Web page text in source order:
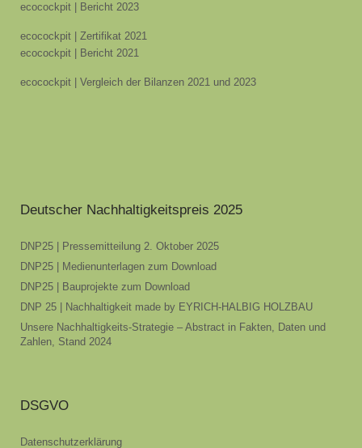
ecocockpit | Bericht 2023
ecocockpit | Zertifikat 2021
ecocockpit | Bericht 2021
ecocockpit | Vergleich der Bilanzen 2021 und 2023
Deutscher Nachhaltigkeitspreis 2025
DNP25 | Pressemitteilung 2. Oktober 2025
DNP25 | Medienunterlagen zum Download
DNP25 | Bauprojekte zum Download
DNP 25 | Nachhaltigkeit made by EYRICH-HALBIG HOLZBAU
Unsere Nachhaltigkeits-Strategie – Abstract in Fakten, Daten und
Zahlen, Stand 2024
DSGVO
Datenschutzerklärung